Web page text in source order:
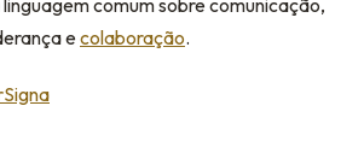
comum sobre comunicação,
e colaboração.